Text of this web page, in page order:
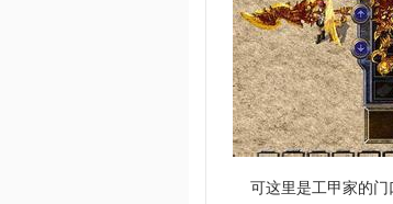
可这里是工甲家的门